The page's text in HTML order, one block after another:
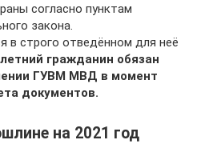
согласно пунктам
закона.
в строго отведённом для неё
гражданин обязан
ГУВМ МВД в момент
документов.
на 2021 год